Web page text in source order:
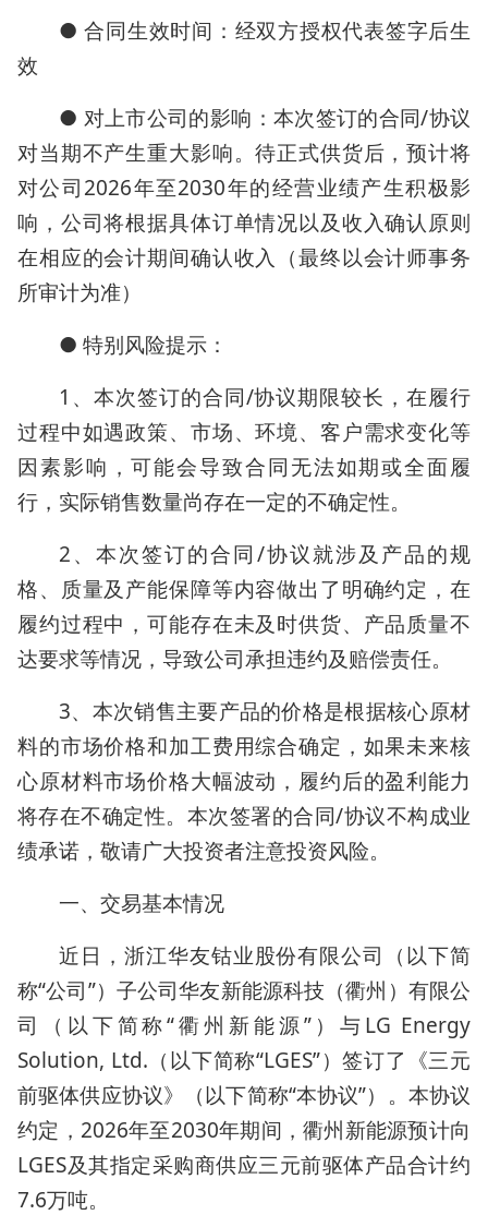
● 合同生效时间：经双方授权代表签字后生
效
● 对上市公司的影响：本次签订的合同/协议
对当期不产生重大影响。待正式供货后，预计将
对公司2026年至2030年的经营业绩产生积极影
响，公司将根据具体订单情况以及收入确认原则
在相应的会计期间确认收入（最终以会计师事务
所审计为准）
● 特别风险提示：
1、本次签订的合同/协议期限较长，在履行
过程中如遇政策、市场、环境、客户需求变化等
因素影响，可能会导致合同无法如期或全面履
行，实际销售数量尚存在一定的不确定性。
2、本次签订的合同/协议就涉及产品的规
格、质量及产能保障等内容做出了明确约定，在
履约过程中，可能存在未及时供货、产品质量不
达要求等情况，导致公司承担违约及赔偿责任。
3、本次销售主要产品的价格是根据核心原材
料的市场价格和加工费用综合确定，如果未来核
心原材料市场价格大幅波动，履约后的盈利能力
将存在不确定性。本次签署的合同/协议不构成业
绩承诺，敬请广大投资者注意投资风险。
一、交易基本情况
近日，浙江华友钴业股份有限公司（以下简
称“公司”）子公司华友新能源科技（衢州）有限公
司（以下简称“衢州新能源”）与LG Energy
Solution, Ltd.（以下简称“LGES”）签订了《三元
前驱体供应协议》（以下简称“本协议”）。本协议
约定，2026年至2030年期间，衢州新能源预计向
LGES及其指定采购商供应三元前驱体产品合计约
7.6万吨。